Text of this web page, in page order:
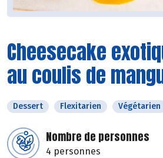
Cheesecake
au coulis de
Dessert Flexitarien Végétarien
Nombre de personnes
4 personnes